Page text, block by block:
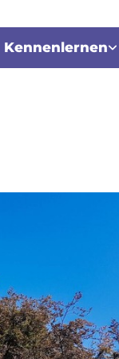
Kennenlernen